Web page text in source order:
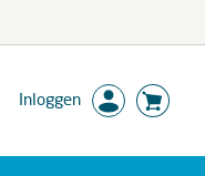
Inloggen